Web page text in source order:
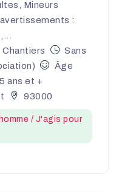
Mineurs
:
Chantiers
Sans
Âge
ans et +
93000
/ J'agis pour